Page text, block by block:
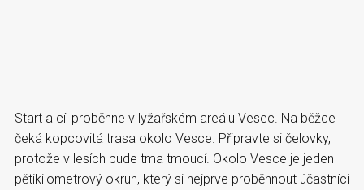
Start a cíl proběhne v lyžařském areálu Vesec. Na běžce
čeká kopcovitá trasa okolo Vesce. Připravte si čelovky,
protože v lesích bude tma tmoucí. Okolo Vesce je jeden
pětikilometrový okruh, který si nejprve proběhnout účastníci